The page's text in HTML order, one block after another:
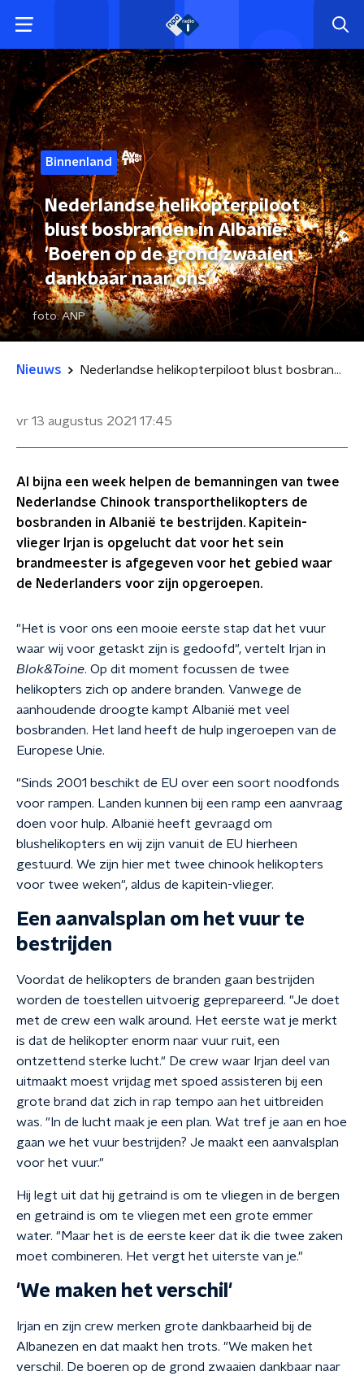
Binnenland
Nederlandse helikopterpiloot
blust bosbranden in Albanië:
'Boeren op de grond zwaaien
dankbaar naar ons'
foto:ANP
Nieuws Nederlandse helikopterpiloot blust bosbranden in Albanië: 'Boeren op de grond zwaaien dankbaar naar ons'
vr 13 augustus 2021 17:45
Al bijna een week helpen de bemanningen van twee
Nederlandse Chinook transporthelikopters de
bosbranden in Albanië te bestrijden. Kapitein-
vlieger Irjan is opgelucht dat voor het sein
brandmeester is afgegeven voor het gebied waar
de Nederlanders voor zijn opgeroepen.
"Het is voor ons een mooie eerste stap dat het vuur
waar wij voor getaskt zijn is gedoofd", vertelt Irjan in
Blok&Toine. Op dit moment focussen de twee
helikopters zich op andere branden. Vanwege de
aanhoudende droogte kampt Albanië met veel
bosbranden. Het land heeft de hulp ingeroepen van de
Europese Unie.
"Sinds 2001 beschikt de EU over een soort noodfonds
voor rampen. Landen kunnen bij een ramp een aanvraag
doen voor hulp. Albanië heeft gevraagd om
blushelikopters en wij zijn vanuit de EU hierheen
gestuurd. We zijn hier met twee chinook helikopters
voor twee weken", aldus de kapitein-vlieger.
Een aanvalsplan om het vuur te
bestrijden
Voordat de helikopters de branden gaan bestrijden
worden de toestellen uitvoerig geprepareerd. "Je doet
met de crew een walk around. Het eerste wat je merkt
is dat de helikopter enorm naar vuur ruit, een
ontzettend sterke lucht." De crew waar Irjan deel van
uitmaakt moest vrijdag met spoed assisteren bij een
grote brand dat zich in rap tempo aan het uitbreiden
was. "In de lucht maak je een plan. Wat tref je aan en hoe
gaan we het vuur bestrijden? Je maakt een aanvalsplan
voor het vuur."
Hij legt uit dat hij getraind is om te vliegen in de bergen
en getraind is om te vliegen met een grote emmer
water. "Maar het is de eerste keer dat ik die twee zaken
moet combineren. Het vergt het uiterste van je."
'We maken het verschil'
Irjan en zijn crew merken grote dankbaarheid bij de
Albanezen en dat maakt hen trots. "We maken het
verschil. De boeren op de grond zwaaien dankbaar naar